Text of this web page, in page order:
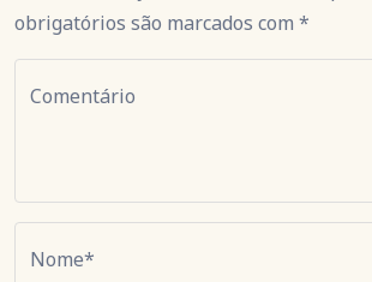
obrigatórios são marcados com *
Comentário
Nome*